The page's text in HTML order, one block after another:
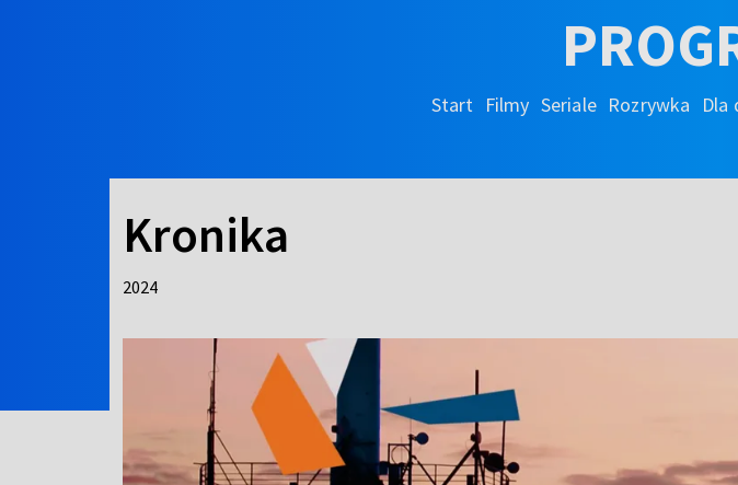
Start Filmy Seriale Rozrywka Dla
Kronika
2024